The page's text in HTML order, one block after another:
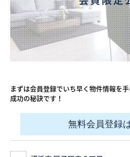
まずは会員登録でいち早く物件情報を
成功の秘訣です！
無料会員登録